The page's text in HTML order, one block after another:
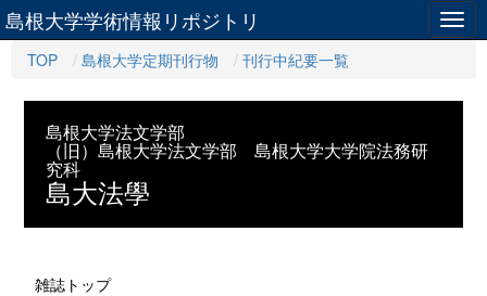
島根大学学術情報リポジトリ
TOP 島根大学定期刊行物 刊行中紀要一覧
島根大学法文学部
（旧）島根大学法文学部 島根大学大学院法務研
究科
島大法學
雑誌トップ